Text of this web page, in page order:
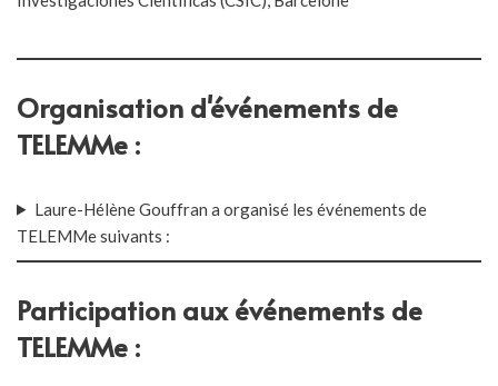
Organisation d'événements de
TELEMMe :
Laure-Hélène Gouffran a organisé les événements de
TELEMMe suivants :
Participation aux événements de
TELEMMe :